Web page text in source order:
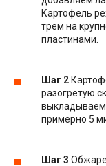
Картофель
трем на
пластинами.
Шаг 2
разогретую
примерно 5
Шаг 3